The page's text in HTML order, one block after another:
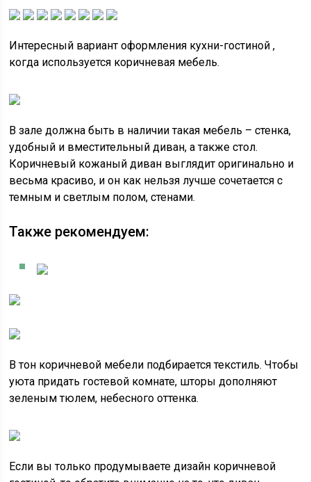
Интересный вариант оформления кухни-гостиной ,
когда используется коричневая мебель.
В зале должна быть в наличии такая мебель – стенка,
удобный и вместительный диван, а также стол.
Коричневый кожаный диван выглядит оригинально и
весьма красиво, и он как нельзя лучше сочетается с
темным и светлым полом, стенами.
Также рекомендуем:
В тон коричневой мебели подбирается текстиль. Чтобы
уюта придать гостевой комнате, шторы дополняют
зеленым тюлем, небесного оттенка.
Если вы только продумываете дизайн коричневой